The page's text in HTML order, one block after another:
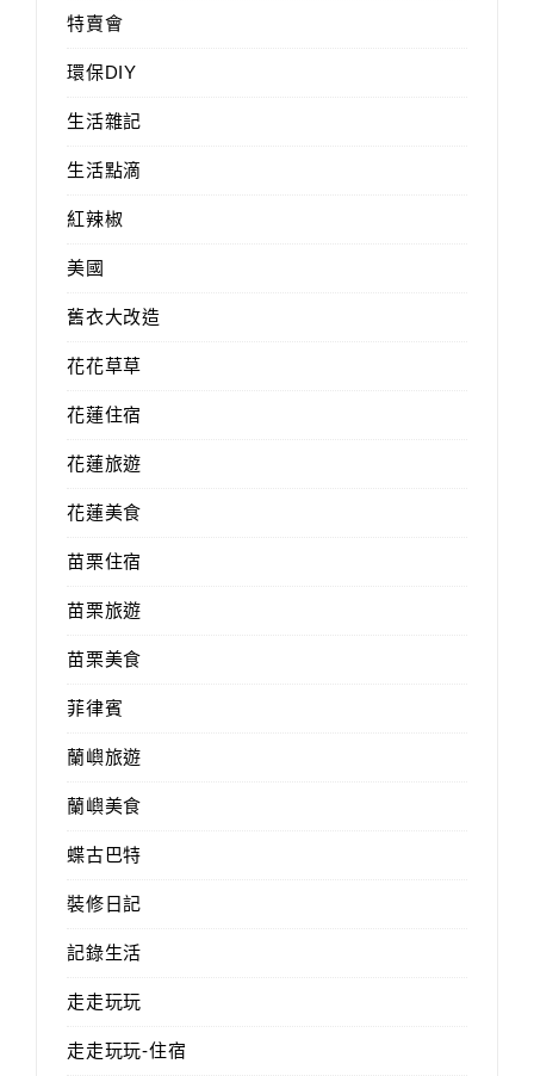
特賣會
環保DIY
生活雜記
生活點滴
紅辣椒
美國
舊衣大改造
花花草草
花蓮住宿
花蓮旅遊
花蓮美食
苗栗住宿
苗栗旅遊
苗栗美食
菲律賓
蘭嶼旅遊
蘭嶼美食
蝶古巴特
裝修日記
記錄生活
走走玩玩
走走玩玩-住宿